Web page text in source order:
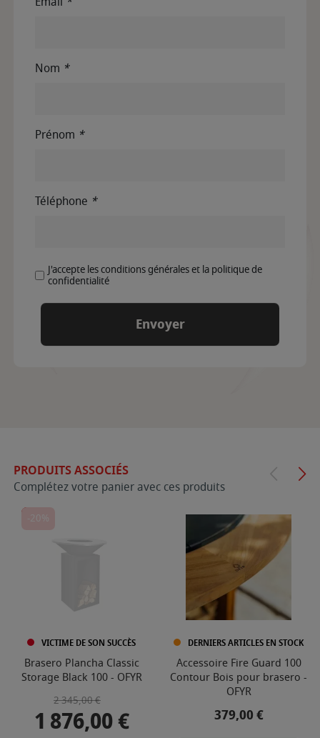
Nom *
Prénom *
Téléphone *
J'accepte les conditions générales et la politique de
confidentialité
PRODUITS ASSOCIÉS
Complétez votre panier avec ces produits
VICTIME DE SON SUCCÈS
Brasero Plancha Classic
Storage Black 100 - OFYR
Prix de base
2 345,00 €
1 876,00 €
DERNIERS ARTICLES EN STOCK
Accessoire Fire Guard 100
Contour Bois pour brasero -
OFYR
Prix
379,00 €